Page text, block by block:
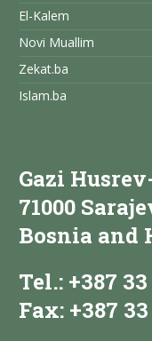
El-Kalem
Novi Muallim
Zekat.ba
Islam.ba
Gazi
71000
Bosnia and
Tel.: +387
Fax: +387